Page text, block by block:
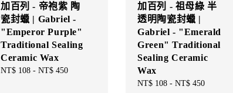
加百列 - 帝袍紫 陶
瓷封蠟 | Gabriel -
"Emperor Purple"
Traditional Sealing
Ceramic Wax
Regular
NT$ 108 - NT$ 450
加百列 - 祖母綠 半
透明陶瓷封蠟 |
Gabriel - "Emerald
Green" Traditional
Sealing Ceramic
Wax
Regular
NT$ 108 -NT$ 450